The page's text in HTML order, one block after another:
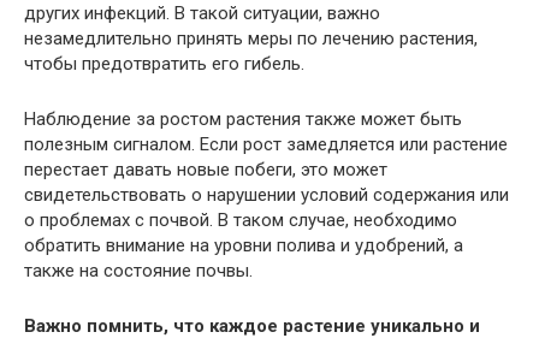
других инфекций. В такой ситуации, важно
незамедлительно принять меры по лечению растения,
чтобы предотвратить его гибель.
Наблюдение за ростом растения также может быть
полезным сигналом. Если рост замедляется или растение
перестает давать новые побеги, это может
свидетельствовать о нарушении условий содержания или
о проблемах с почвой. В таком случае, необходимо
обратить внимание на уровни полива и удобрений, а
также на состояние почвы.
Важно помнить, что каждое растение уникально и